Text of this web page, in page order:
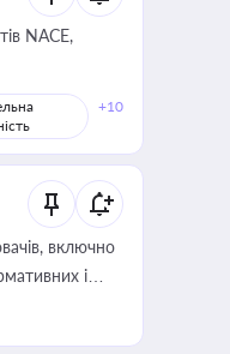
NACE,
+10
включно
і